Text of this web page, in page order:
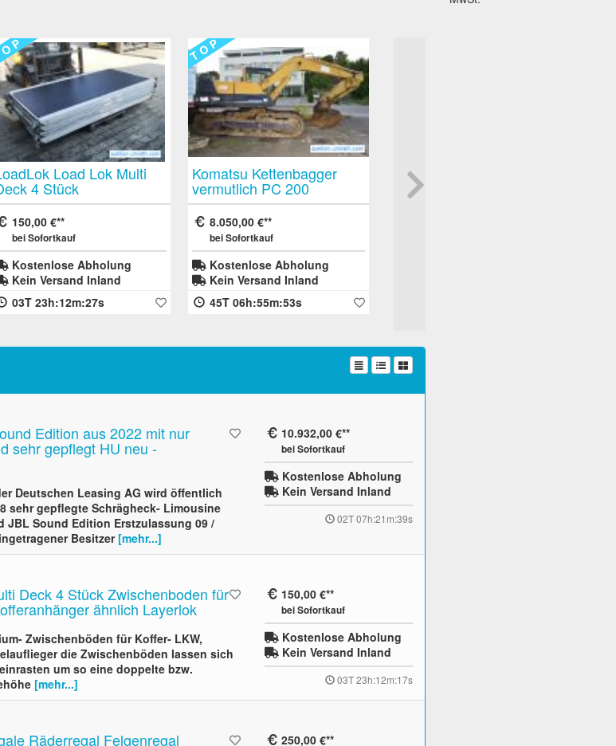
P
Load Lok Multi
4 Stück
für
oder
Kofferanhänger ähnlich
150,00 €
bei Sofortkauf
Kostenlose Abholung
Kein Versand Inland
03T 23h:12m:27s
T O P
Komatsu Kettenbagger
vermutlich PC 200
funktionsfähig mit leichten
Mängeln
8.050,00 €
bei Sofortkauf
Kostenlose Abholung
Kein Versand Inland
45T 06h:55m:53s
Edition aus 2022 mit nur
sehr gepflegt HU neu -
Deutschen Leasing AG wird öffentlich
sehr gepflegte Schrägheck- Limousine
JBL Sound Edition Erstzulassung 09 /
Besitzer [mehr...]
10.932,00 €
bei Sofortkauf
Kostenlose Abholung
Kein Versand Inland
02T 07h:21m:38s
Deck 4 Stück Zwischenboden für
ähnlich Layerlok
Zwischenböden für Koffer- LKW,
die Zwischenböden lassen sich
um so eine doppelte bzw.
[mehr...]
150,00 €
bei Sofortkauf
Kostenlose Abholung
Kein Versand Inland
03T 23h:12m:16s
Räderregal Felgenregal 250,00 €